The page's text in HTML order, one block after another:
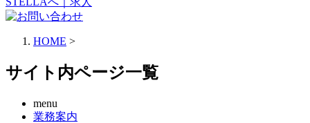
HOME >
サイト内ページ一覧
menu
業務案内